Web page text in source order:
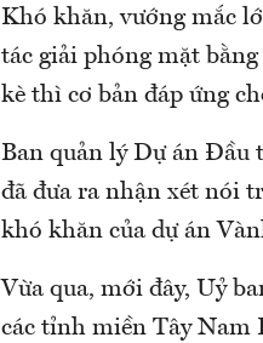
Khó khăn, vướng mắc
tác giải phóng mặt
kè thì cơ bản đáp ứng
Ban quản lý Dự án Đầu
đã đưa ra nhận xét nói
khó khăn của dự án
Vừa qua, mới đây, Uỷ
các tỉnh miền Tây Nam